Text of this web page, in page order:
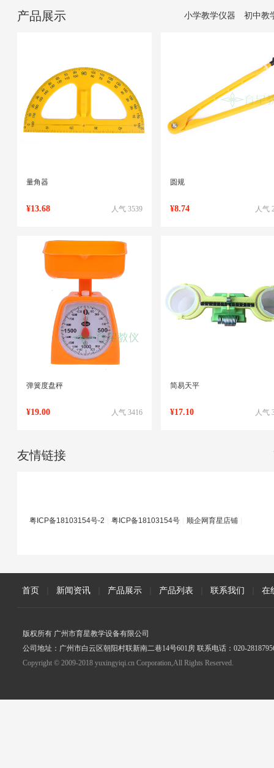
产品展示 小学教学仪器 初中教
量角器
人气 3539
¥13.68
圆规
人气
¥8.74
弹簧度盘秤
人气 3416
¥19.00
简易天平
人气
¥17.10
友情链接
粤ICP备18103154号-2 粤ICP备18103154号 顺企网育星店铺
首页 新闻资讯 产品展示 产品列表 联系我们 在
版权所有 广州市育星教学设备有限公司
公司地址：广州市白云区朝阳村联新南二巷14号601房 联系电话：020-
Copyright © 2009-2018 yuxingyiqi.cn Corporation,All Rights Reserved.